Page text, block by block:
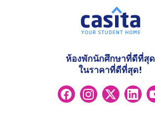
ห้องพักนักศึกษาที่ดีที่สุด
ในราคาที่ดีที่สุด!